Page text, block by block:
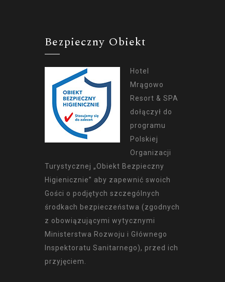
Bezpieczny Obiekt
Hotel
Mrągowo
Resort & SPA
dołączył do
programu
Polskiej
Organizacji
Turystycznej „Obiekt Bezpieczny
Higienicznie” aby zapewnić swoich
Gości o podjętych szczególnych
środkach bezpieczeństwa (zgodnych
z obowiązującymi wytycznymi
Ministerstwa Rozwoju i Głównego
Inspektoratu Sanitarnego), przed ich
przyjęciem.